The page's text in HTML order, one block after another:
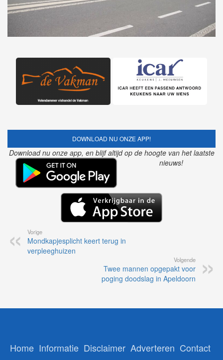
DOWNLOAD NU ONZE APP!
Download nu onze app, en blijf altijd op de hoogte van het laatste
nieuws!
Vorige
Mondkapjesplicht keert terug in
verpleeghuizen
Volgende
Twee mannen opgepakt voor
poging doodslag in Apeldoorn
Home Informatie Disclaimer Adverteren Contact